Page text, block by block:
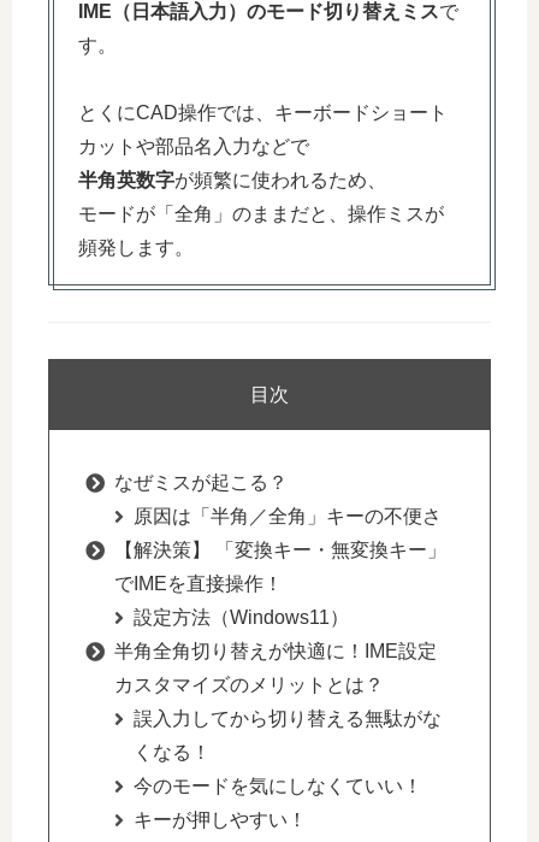
IME（日本語入力）のモード切り替えミスで
す。
とくにCAD操作では、キーボードショート
カットや部品名入力などで
半角英数字が頻繁に使われるため、
モードが「全角」のままだと、操作ミスが
頻発します。
目次
なぜミスが起こる？
原因は「半角／全角」キーの不便さ
【解決策】 「変換キー・無変換キー」
でIMEを直接操作！
設定方法（Windows11）
半角全角切り替えが快適に！IME設定
カスタマイズのメリットとは？
誤入力してから切り替える無駄がな
くなる！
今のモードを気にしなくていい！
キーが押しやすい！